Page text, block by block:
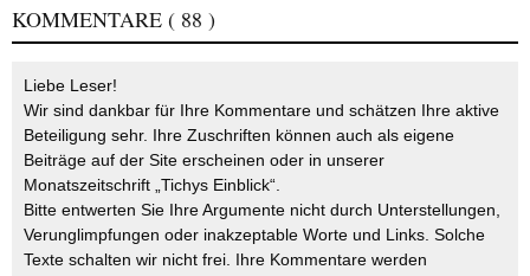
KOMMENTARE ( 88 )
Liebe Leser!
Wir sind dankbar für Ihre Kommentare und schätzen Ihre aktive
Beteiligung sehr. Ihre Zuschriften können auch als eigene
Beiträge auf der Site erscheinen oder in unserer
Monatszeitschrift „Tichys Einblick“.
Bitte entwerten Sie Ihre Argumente nicht durch Unterstellungen,
Verunglimpfungen oder inakzeptable Worte und Links. Solche
Texte schalten wir nicht frei. Ihre Kommentare werden